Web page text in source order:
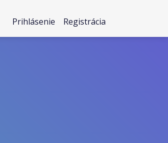
Prihlásenie Registrácia